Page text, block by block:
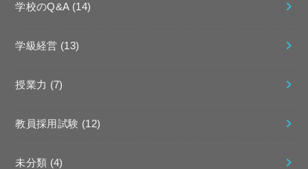
学校のQ&A (14)
学級経営 (13)
授業力 (7)
教員採用試験 (12)
未分類 (4)